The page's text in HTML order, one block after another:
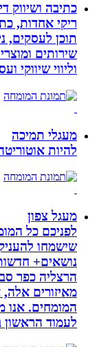
כתיבה ושיווק דיגיטלי
ריקי אחדות, כתיבה
תוכן לעסקים, ניהול
שירותים ומוצרים
וליווי שיווקי ועסקי.
מעגלי תמיכה
להיות אוטוריטה
מעגל צפון
לפניכם כל
שישמחו להעניק
נושאים+ חדשות
הרצליה כפר סבא
מאיזורים אלה,
המומחים. אנו
לעמוד הראשון בגוגל.